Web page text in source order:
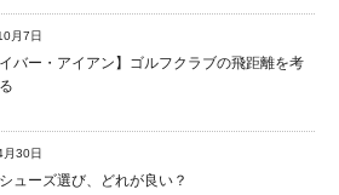
月7日
イバー・アイアン】ゴルフクラブの飛距離を考
30日
ューズ選び、どれが良い？